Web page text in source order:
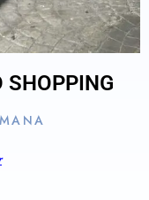
SHOPPING